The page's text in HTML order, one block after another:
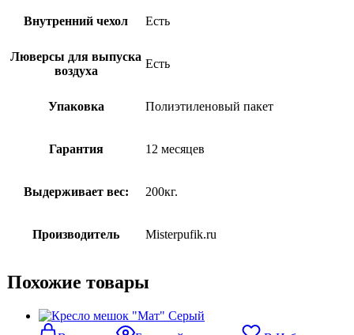
Внутренний чехол Есть
Люверсы для выпуска
воздуха
Есть
Упаковка Полиэтиленовый пакет
Гарантия 12 месяцев
Выдерживает вес: 200кг.
Производитель Misterpufik.ru
Похожие товары